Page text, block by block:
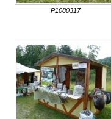
P1080317